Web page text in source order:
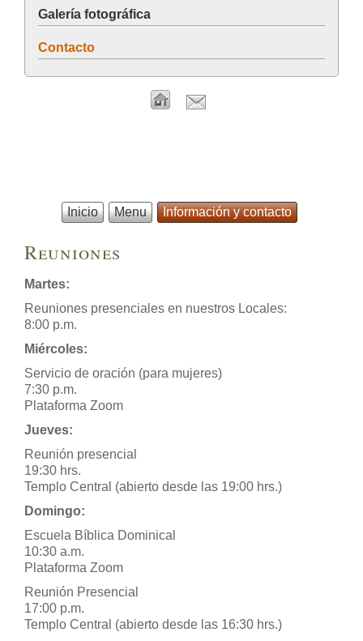
Galería fotográfica
Contacto
Inicio Menu Información y contacto
Reuniones
Martes:
Reuniones presenciales en nuestros Locales:
8:00 p.m.
Miércoles:
Servicio de oración (para mujeres)
7:30 p.m.
Plataforma Zoom
Jueves:
Reunión presencial
19:30 hrs.
Templo Central (abierto desde las 19:00 hrs.)
Domingo:
Escuela Bíblica Dominical
10:30 a.m.
Plataforma Zoom
Reunión Presencial
17:00 p.m.
Templo Central (abierto desde las 16:30 hrs.)